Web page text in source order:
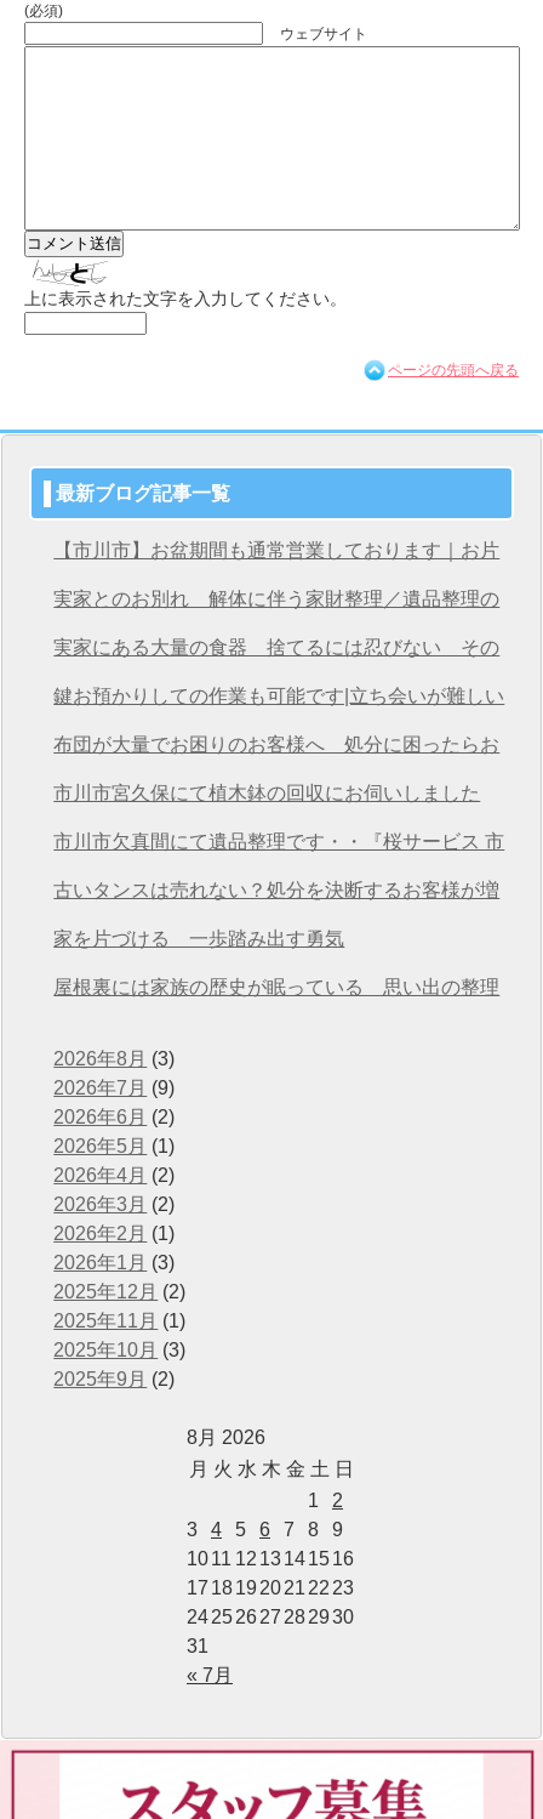
(必須)
ウェブサイト
上に表示された文字を入力してください。
ページの先頭へ戻る
最新ブログ記事一覧
【市川市】お盆期間も通常営業しております｜お片
付け・不用品回収は桜サービス市川店へ
実家とのお別れ 解体に伴う家財整理／遺品整理の
桜サービス市川店
実家にある大量の食器 捨てるには忍びない その
想いを次につなげる
鍵お預かりしての作業も可能です|立ち会いが難しい
方も安心の遺品整理
布団が大量でお困りのお客様へ 処分に困ったらお
任せください
市川市宮久保にて植木鉢の回収にお伺いしました
市川市欠真間にて遺品整理です・・『桜サービス 市
川店』
古いタンスは売れない？処分を決断するお客様が増
えています
家を片づける 一歩踏み出す勇気
屋根裏には家族の歴史が眠っている 思い出の整理
2026年8月 (3)
2026年7月 (9)
2026年6月 (2)
2026年5月 (1)
2026年4月 (2)
2026年3月 (2)
2026年2月 (1)
2026年1月 (3)
2025年12月 (2)
2025年11月 (1)
2025年10月 (3)
2025年9月 (2)
8月 2026
月 火 水 木 金 土 日
« 7月
1
2
3
4 5 6 7 8
9
1011 12 13141516
17 1819 2021 22 23
24252627 282930
31